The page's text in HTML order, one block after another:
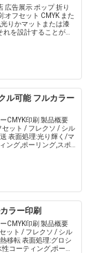
広告展示 ポップ 折り
オフセット CMYK また
りかマットまたは漆
を設計することがで
ル可能 フルカラー
CMYK印刷 製品概要
セット / フレクソ / シル
表面処理:光り輝く/マ
ング,ポーリング,スポ
ラー印刷
CMYK印刷 製品概要
ット / フレクソ / シル
移転 表面処理:グロシ
コーティング,ポーリ